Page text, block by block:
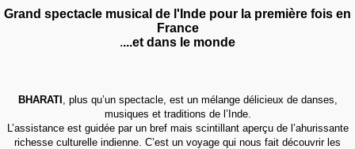
Grand spectacle musical de l'Inde pour la première fois en
France
....et dans le monde
BHARATI
, plus qu’un spectacle, est un mélange délicieux de danses,
musiques et traditions de l’Inde.
L’assistance est guidée par un bref mais scintillant aperçu de l’ahurissante
richesse culturelle indienne. C’est un voyage qui nous fait découvrir les